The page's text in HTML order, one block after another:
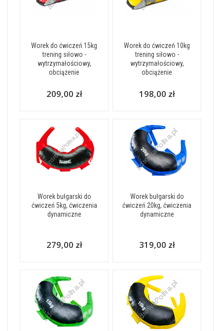
Worek do ćwiczeń 15kg
trening siłowo -
wytrzymałościowy,
obciążenie
209,00 zł
Worek do ćwiczeń 10kg
trening siłowo -
wytrzymałościowy,
obciążenie
198,00 zł
Worek bułgarski do
ćwiczeń 5kg, ćwiczenia
dynamiczne
279,00 zł
Worek bułgarski do
ćwiczeń 20kg, ćwiczenia
dynamiczne
319,00 zł